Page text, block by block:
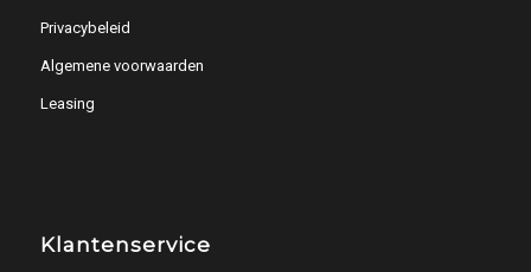
Privacybeleid
Algemene voorwaarden
Leasing
Klantenservice